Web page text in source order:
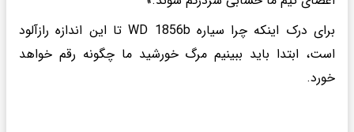
برای درک اینکه چرا سیاره WD 1856b تا این اندازه رازآلود
است، ابتدا باید ببینیم مرگ خورشید ما چگونه رقم خواهد
خورد.